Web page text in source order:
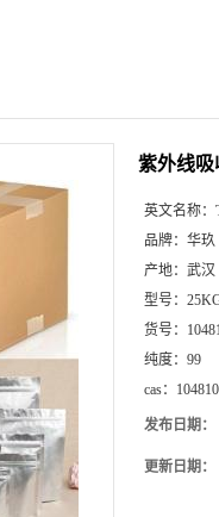
紫外线吸
英文名称：
品牌： 华玖
产地： 武汉
型号：
货号：
纯度： 99
cas：
发布日期：
更新日期：